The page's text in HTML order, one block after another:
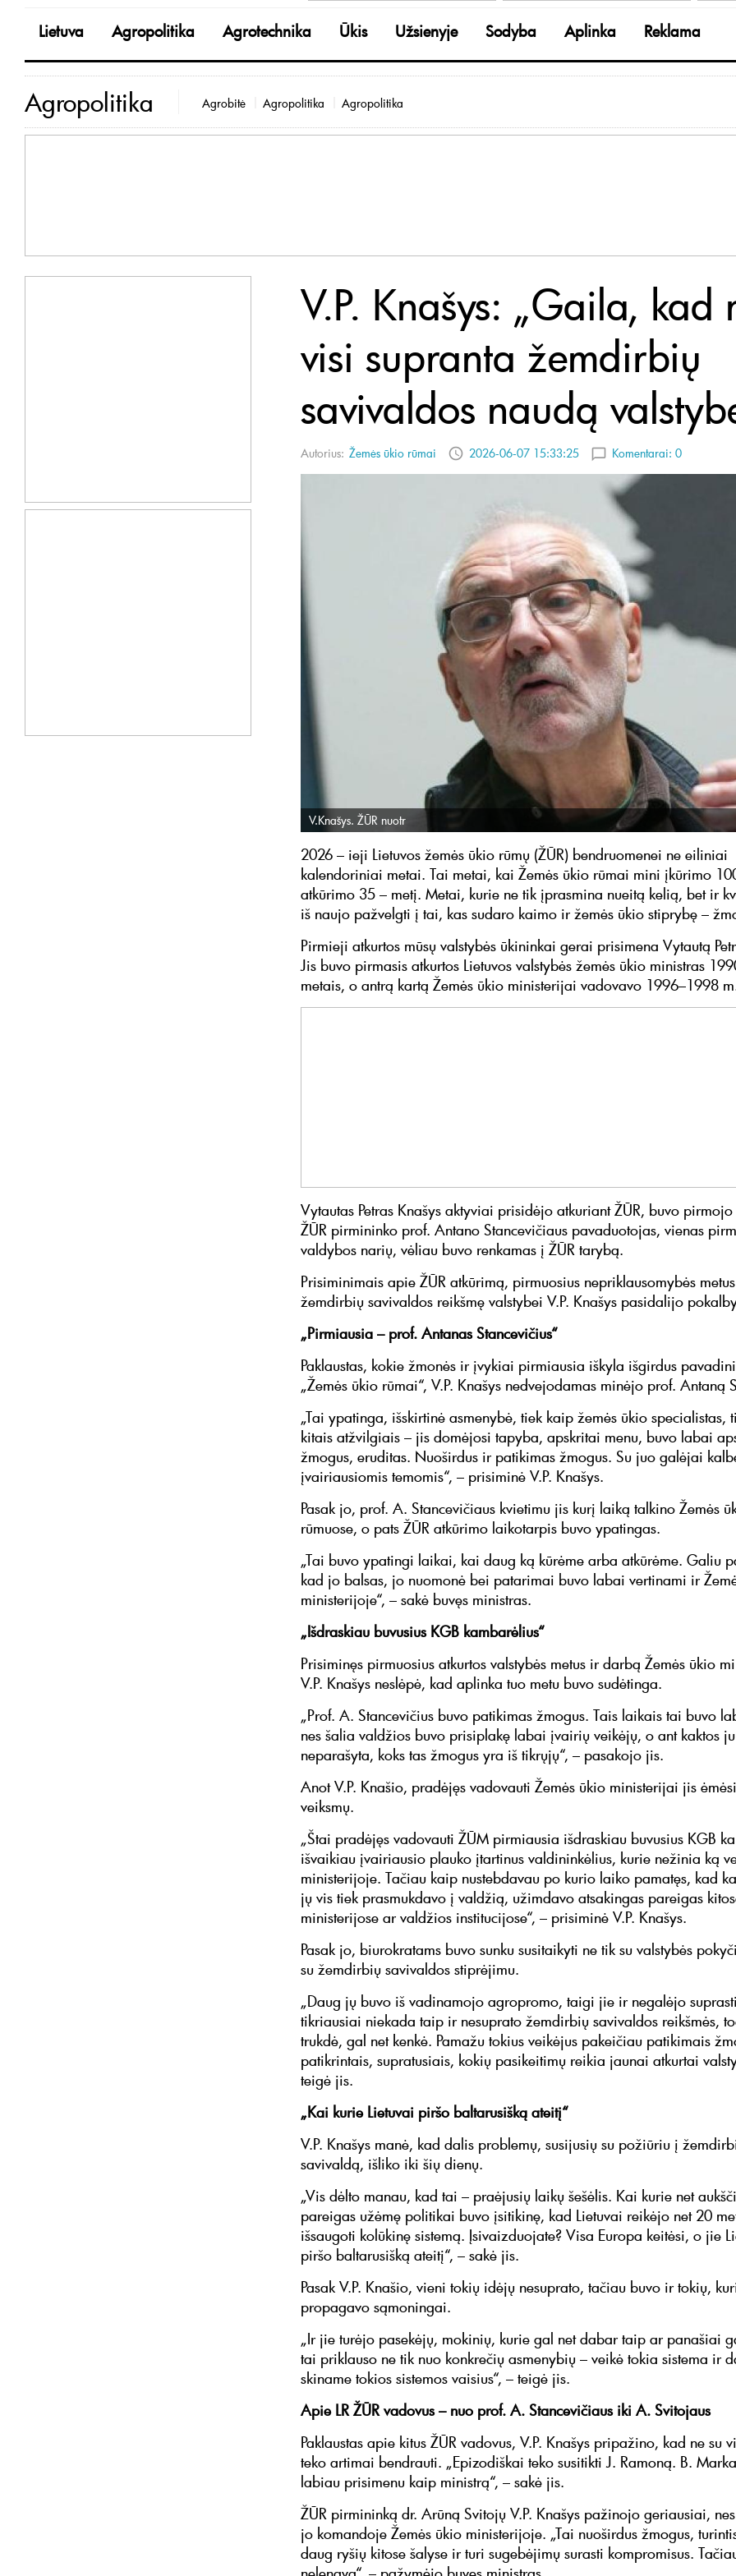
Lietuva Agropolitika Agrotechnika Ūkis Užsienyje Sodyba Aplinka Reklama
Agropolitika Agrobitė Agropolitika Agropolitika
V.P. Knašys: „Gaila, kad
visi supranta žemdirbių
savivaldos naudą
Autorius: Žemės ūkio rūmai 2026-06-07 15:33:25 Komentarai: 0
V.Knašys. ŽŪR nuotr
2026 – ieji Lietuvos žemės ūkio rūmų (ŽŪR) bendruomenei ne eiliniai
kalendoriniai metai. Tai metai, kai Žemės ūkio rūmai mini įkūrimo
atkūrimo 35 – metį. Metai, kurie ne tik įprasmina nueitą kelią, bet ir
iš naujo pažvelgti į tai, kas sudaro kaimo ir žemės ūkio stiprybę –
Pirmieji atkurtos mūsų valstybės ūkininkai gerai prisimena Vytautą
Jis buvo pirmasis atkurtos Lietuvos valstybės žemės ūkio ministras
metais, o antrą kartą Žemės ūkio ministerijai vadovavo 1996–1998
Vytautas Petras Knašys aktyviai prisidėjo atkuriant ŽŪR, buvo pirmojo
ŽŪR pirmininko prof. Antano Stancevičiaus pavaduotojas, vienas
valdybos narių, vėliau buvo renkamas į ŽŪR tarybą.
Prisiminimais apie ŽŪR atkūrimą, pirmuosius nepriklausomybės
žemdirbių savivaldos reikšmę valstybei V.P. Knašys pasidalijo
„Pirmiausia – prof. Antanas Stancevičius“
Paklaustas, kokie žmonės ir įvykiai pirmiausia iškyla išgirdus
„Žemės ūkio rūmai“, V.P. Knašys nedvejodamas minėjo prof. Antaną
„Tai ypatinga, išskirtinė asmenybė, tiek kaip žemės ūkio specialistas,
kitais atžvilgiais – jis domėjosi tapyba, apskritai menu, buvo labai
žmogus, eruditas. Nuoširdus ir patikimas žmogus. Su juo galėjai
įvairiausiomis temomis“, – prisiminė V.P. Knašys.
Pasak jo, prof. A. Stancevičiaus kvietimu jis kurį laiką talkino Žemės
rūmuose, o pats ŽŪR atkūrimo laikotarpis buvo ypatingas.
„Tai buvo ypatingi laikai, kai daug ką kūrėme arba atkūrėme. Galiu
kad jo balsas, jo nuomonė bei patarimai buvo labai vertinami ir
ministerijoje“, – sakė buvęs ministras.
„Išdraskiau buvusius KGB kambarėlius“
Prisiminęs pirmuosius atkurtos valstybės metus ir darbą Žemės ūkio
V.P. Knašys neslėpė, kad aplinka tuo metu buvo sudėtinga.
„Prof. A. Stancevičius buvo patikimas žmogus. Tais laikais tai buvo
nes šalia valdžios buvo prisiplakę labai įvairių veikėjų, o ant kaktos
neparašyta, koks tas žmogus yra iš tikrųjų“, – pasakojo jis.
Anot V.P. Knašio, pradėjęs vadovauti Žemės ūkio ministerijai jis
veiksmų.
„Štai pradėjęs vadovauti ŽŪM pirmiausia išdraskiau buvusius KGB
išvaikiau įvairiausio plauko įtartinus valdininkėlius, kurie nežinia ką
ministerijoje. Tačiau kaip nustebdavau po kurio laiko pamatęs, kad
jų vis tiek prasmukdavo į valdžią, užimdavo atsakingas pareigas
ministerijose ar valdžios institucijose“, – prisiminė V.P. Knašys.
Pasak jo, biurokratams buvo sunku susitaikyti ne tik su valstybės
su žemdirbių savivaldos stiprėjimu.
„Daug jų buvo iš vadinamojo agropromo, taigi jie ir negalėjo
tikriausiai niekada taip ir nesuprato žemdirbių savivaldos reikšmės,
trukdė, gal net kenkė. Pamažu tokius veikėjus pakeičiau patikimais
patikrintais, supratusiais, kokių pasikeitimų reikia jaunai atkurtai
teigė jis.
„Kai kurie Lietuvai piršo baltarusišką ateitį“
V.P. Knašys manė, kad dalis problemų, susijusių su požiūriu į
savivaldą, išliko iki šių dienų.
„Vis dėlto manau, kad tai – praėjusių laikų šešėlis. Kai kurie net
pareigas užėmę politikai buvo įsitikinę, kad Lietuvai reikėjo net 20
išsaugoti kolūkinę sistemą. Įsivaizduojate? Visa Europa keitėsi, o jie
piršo baltarusišką ateitį“, – sakė jis.
Pasak V.P. Knašio, vieni tokių idėjų nesuprato, tačiau buvo ir tokių,
propagavo sąmoningai.
„Ir jie turėjo pasekėjų, mokinių, kurie gal net dabar taip ar panašiai
tai priklauso ne tik nuo konkrečių asmenybių – veikė tokia sistema ir
skiname tokios sistemos vaisius“, – teigė jis.
Apie LR ŽŪR vadovus – nuo prof. A. Stancevičiaus iki A. Svitojaus
Paklaustas apie kitus ŽŪR vadovus, V.P. Knašys pripažino, kad ne su
teko artimai bendrauti. „Epizodiškai teko susitikti J. Ramoną. B.
labiau prisimenu kaip ministrą“, – sakė jis.
ŽŪR pirmininką dr. Arūną Svitojų V.P. Knašys pažinojo geriausiai,
jo komandoje Žemės ūkio ministerijoje. „Tai nuoširdus žmogus,
daug ryšių kitose šalyse ir turi sugebėjimų surasti kompromisus.